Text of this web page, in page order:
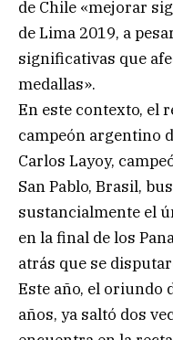
de Chile «mejorar
de Lima 2019, a
significativas que
medallas».
En este contexto, el
campeón argentino
Carlos Layoy,
San Pablo, Brasil,
sustancialmente el
en la final de los
atrás que se
Este año, el oriundo
años, ya saltó dos